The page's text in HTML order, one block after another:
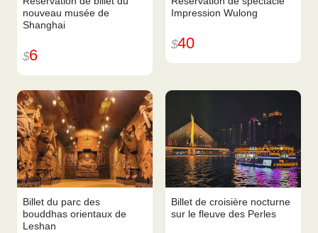
nouveau musée de
Shanghai
$6
Impression Wulong
$40
Billet du parc des
bouddhas orientaux de
Leshan
Billet de croisière nocturne
sur le fleuve des Perles